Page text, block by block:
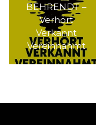
BEHRENDT –
Verhört
Verkannt
Vereinnahmt